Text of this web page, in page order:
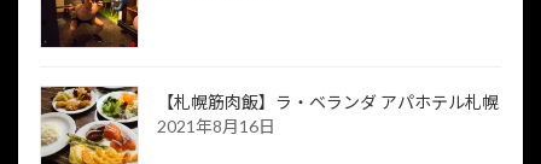
【札幌筋肉飯】ラ・ベランダ アパホテル札幌
2021年8月16日